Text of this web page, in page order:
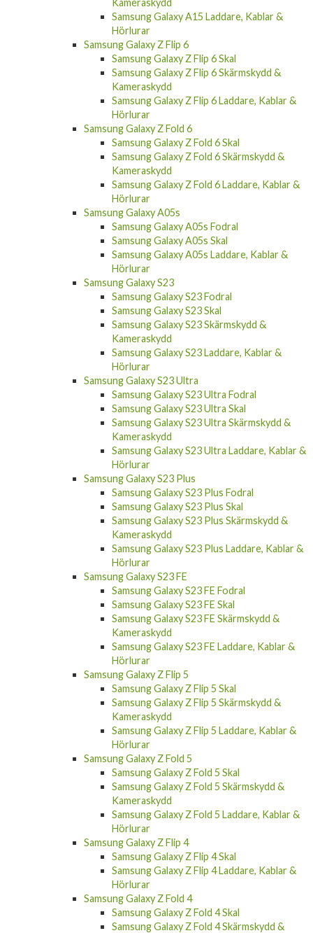
Samsung Galaxy A15 Laddare, Kablar &
Hörlurar
Samsung Galaxy Z Flip 6
Samsung Galaxy Z Flip 6 Skal
Samsung Galaxy Z Flip 6 Skärmskydd &
Kameraskydd
Samsung Galaxy Z Flip 6 Laddare, Kablar &
Hörlurar
Samsung Galaxy Z Fold 6
Samsung Galaxy Z Fold 6 Skal
Samsung Galaxy Z Fold 6 Skärmskydd &
Kameraskydd
Samsung Galaxy Z Fold 6 Laddare, Kablar &
Hörlurar
Samsung Galaxy A05s
Samsung Galaxy A05s Fodral
Samsung Galaxy A05s Skal
Samsung Galaxy A05s Laddare, Kablar &
Hörlurar
Samsung Galaxy S23
Samsung Galaxy S23 Fodral
Samsung Galaxy S23 Skal
Samsung Galaxy S23 Skärmskydd &
Kameraskydd
Samsung Galaxy S23 Laddare, Kablar &
Hörlurar
Samsung Galaxy S23 Ultra
Samsung Galaxy S23 Ultra Fodral
Samsung Galaxy S23 Ultra Skal
Samsung Galaxy S23 Ultra Skärmskydd &
Kameraskydd
Samsung Galaxy S23 Ultra Laddare, Kablar &
Hörlurar
Samsung Galaxy S23 Plus
Samsung Galaxy S23 Plus Fodral
Samsung Galaxy S23 Plus Skal
Samsung Galaxy S23 Plus Skärmskydd &
Kameraskydd
Samsung Galaxy S23 Plus Laddare, Kablar &
Hörlurar
Samsung Galaxy S23 FE
Samsung Galaxy S23 FE Fodral
Samsung Galaxy S23 FE Skal
Samsung Galaxy S23 FE Skärmskydd &
Kameraskydd
Samsung Galaxy S23 FE Laddare, Kablar &
Hörlurar
Samsung Galaxy Z Flip 5
Samsung Galaxy Z Flip 5 Skal
Samsung Galaxy Z Flip 5 Skärmskydd &
Kameraskydd
Samsung Galaxy Z Flip 5 Laddare, Kablar &
Hörlurar
Samsung Galaxy Z Fold 5
Samsung Galaxy Z Fold 5 Skal
Samsung Galaxy Z Fold 5 Skärmskydd &
Kameraskydd
Samsung Galaxy Z Fold 5 Laddare, Kablar &
Hörlurar
Samsung Galaxy Z Flip 4
Samsung Galaxy Z Flip 4 Skal
Samsung Galaxy Z Flip 4 Laddare, Kablar &
Hörlurar
Samsung Galaxy Z Fold 4
Samsung Galaxy Z Fold 4 Skal
Samsung Galaxy Z Fold 4 Skärmskydd &